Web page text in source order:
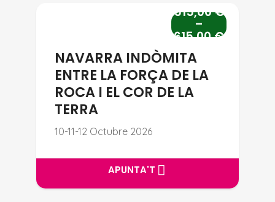
NAVARRA INDÒMITA ENTRE
515,00€
–
615,00€
NAVARRA INDÒMITA
ENTRE LA FORÇA DE LA
ROCA I EL COR DE LA
TERRA
10-11-12 Octubre 2026
APUNTA'T
APUNTA'T